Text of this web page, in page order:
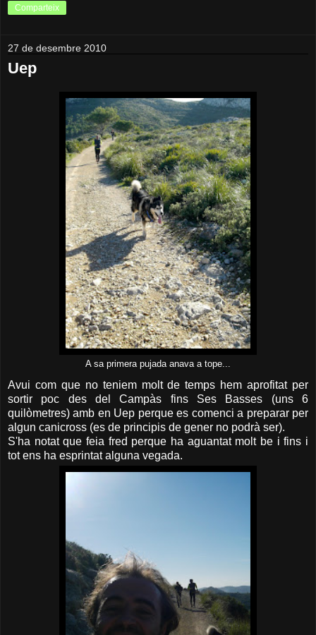
Comparteix
27 de desembre 2010
Uep
A sa primera pujada anava a tope...
Avui com que no teniem molt de temps hem aprofitat per
sortir poc des del Campàs fins Ses Basses (uns 6
quilòmetres) amb en Uep perque es comenci a preparar per
algun canicross (es de principis de gener no podrà ser).
S'ha notat que feia fred perque ha aguantat molt be i fins i
tot ens ha esprintat alguna vegada.